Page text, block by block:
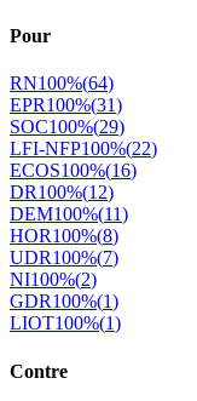
Pour
RN100%(64)
EPR100%(31)
SOC100%(29)
LFI-NFP100%(22)
ECOS100%(16)
DR100%(12)
DEM100%(11)
HOR100%(8)
UDR100%(7)
NI100%(2)
GDR100%(1)
LIOT100%(1)
Contre